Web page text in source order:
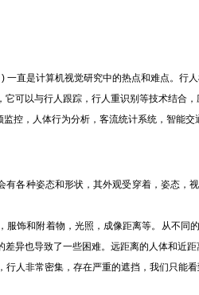
一直是计算机视觉研究中的热点和难点。行
它可以与行人跟踪，行人重识别等技术结合
控，人体行为分析，客流统计系统，智能交
有各种姿态和形状，其外观受穿着，姿态
服饰和附着物，光照，成像距离等。从不
异也导致了一些困难。远距离的人体和近
行人非常密集，存在严重的遮挡，我们只能